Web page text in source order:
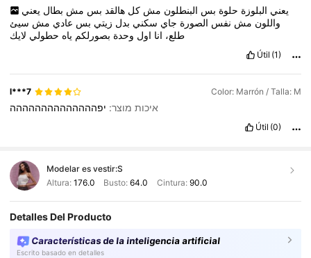
يعني البلوزة حلوة بس البنطلون مشكلهالقد بس مش بطال يعني
واللون مش نفس الصورة جاي سكني بدل زيتي بس عادي مش سيئ
طلع، انا اول وحدة بصورلكم ياه حطولي لايك
Útil (1)
l***7 Color: Marrón / Talla: M
איכות מוצר: יפהההההההההההההה
Útil (0)
Modelar es vestir:S
Altura: 176.0 Busto:64.0 Cintura: 90.0
Detalles Del Producto
Características de la inteligencia artificial
Escrito basado en detalles